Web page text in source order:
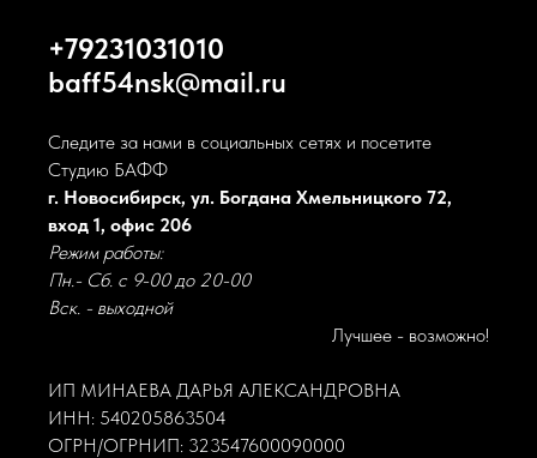
+79231031010
baff54nsk@mail.ru
Следите за нами в социальных сетях и посетите
Студию БАФФ
г. Новосибирск, ул. Богдана Хмельницкого 72,
вход 1, офис 206
Режим работы:
Пн.- Сб. с 9-00 до 20-00
Вск. - выходной
Лучшее - возможно!
ИП МИНАЕВА ДАРЬЯ АЛЕКСАНДРОВНА
ИНН: 540205863504
ОГРН/ОГРНИП: 323547600090000